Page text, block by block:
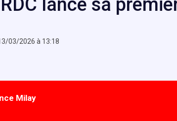
lance sa
03/2026 à 13:18
Milay